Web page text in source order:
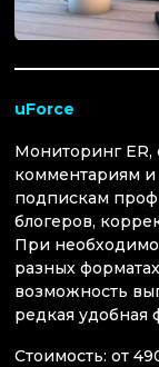
uForce
Мониторинг ER,
комментариям и
подпискам
блогеров,
При
разных
возможность
редкая удобная
Стоимость: от